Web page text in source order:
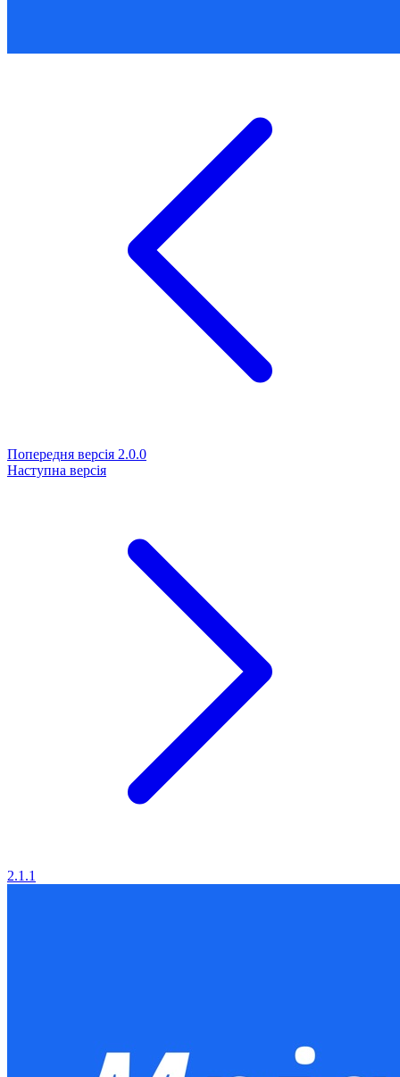
Попередня версія 2.0.0
Наступна версія
2.1.1